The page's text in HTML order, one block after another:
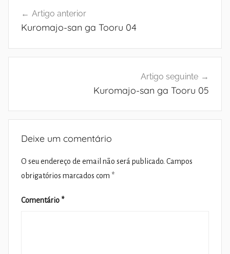
de
Artigo anterior
Kuromajo-san ga Tooru 04
Artigo seguinte
Kuromajo-san ga Tooru 05
Deixe um comentário
O seu endereço de email não será publicado. Campos
obrigatórios marcados com *
Comentário *